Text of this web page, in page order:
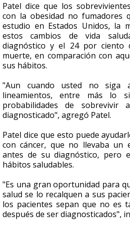
Patel dice que los
con la obesidad no fumadores
estudio en Estados Unidos, la
estos cambios de vida
diagnóstico y el 24 por ciento
muerte, en comparación con
sus hábitos.
"Aun cuando usted no siga
lineamientos, entre más lo
probabilidades de
diagnosticado", agregó Patel.
Patel dice que esto puede
con cáncer, que no llevaba un
antes de su diagnóstico, pero
hábitos saludables.
"Es una gran oportunidad para
salud se lo recalquen a sus
los pacientes sepan que no es
después de ser diagnosticados",